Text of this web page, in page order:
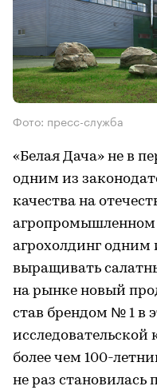
Фото: пресс-служба
«Белая Дача» не в
одним из
качества на
агропромышленном
агрохолдинг одним
выращивать
на рынке новый
став брендом № 1 в
более чем 100-
не раз становилась